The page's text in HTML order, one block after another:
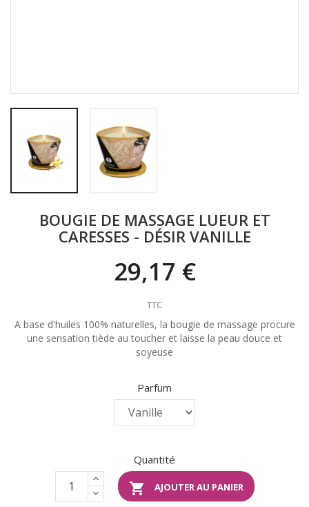
BOUGIE DE MASSAGE LUEUR ET
CARESSES - DÉSIR VANILLE
29,17 €
TTC
A base d'huiles 100% naturelles, la bougie de massage procure
une sensation tiède au toucher et laisse la peau douce et
soyeuse
Parfum
Quantité
 AJOUTER AU PANIER